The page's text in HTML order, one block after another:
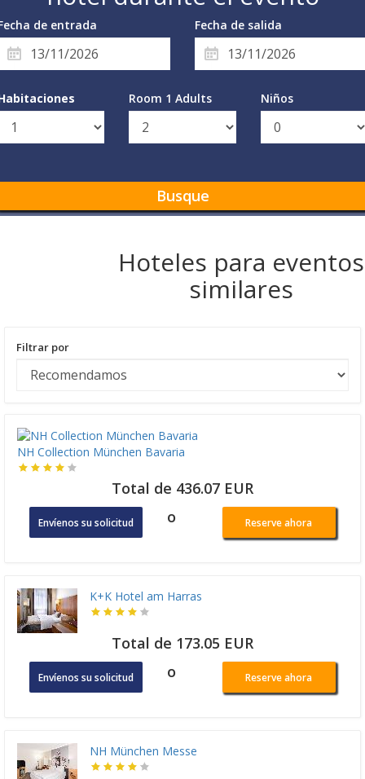
de entrada Fecha de salida
Room 1 Adults Niños
Busque
Hoteles para eventos
similares
Filtrar por
NH Collection München Bavaria
Total de 436.07 EUR
Envíenos su solicitud o Reserve ahora
K+K Hotel am Harras
Total de 173.05 EUR
Envíenos su solicitud o Reserve ahora
NH München Messe